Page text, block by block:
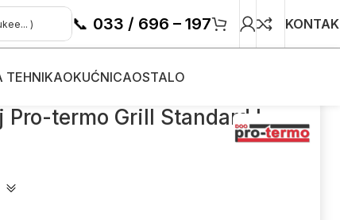
📞 033 / 696 – 197
TEHNIKAOKUĆNICAOSTALO
termo Grill Standard L